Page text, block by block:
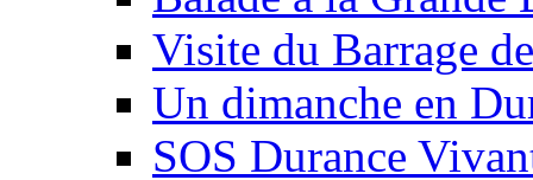
Visite du Barrage
Un dimanche en
SOS Durance